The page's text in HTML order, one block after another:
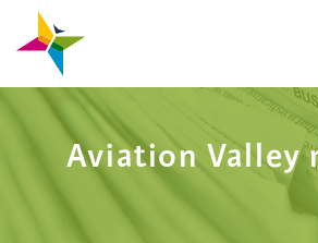
content
Aviation Valley